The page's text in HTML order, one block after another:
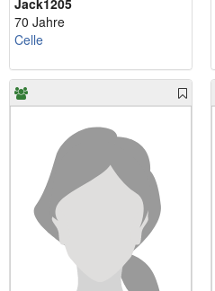
70 Jahre
Celle